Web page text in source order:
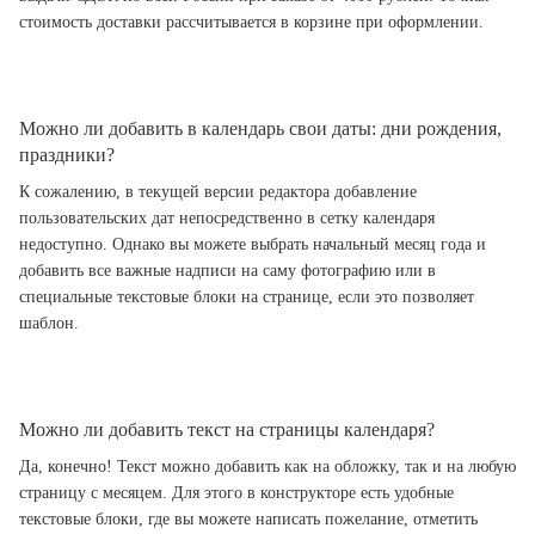
стоимость доставки рассчитывается в корзине при оформлении.
Можно ли добавить в календарь свои даты: дни рождения,
праздники?
К сожалению, в текущей версии редактора добавление
пользовательских дат непосредственно в сетку календаря
недоступно. Однако вы можете выбрать начальный месяц года и
добавить все важные надписи на саму фотографию или в
специальные текстовые блоки на странице, если это позволяет
шаблон.
Можно ли добавить текст на страницы календаря?
Да, конечно! Текст можно добавить как на обложку, так и на любую
страницу с месяцем. Для этого в конструкторе есть удобные
текстовые блоки, где вы можете написать пожелание, отметить